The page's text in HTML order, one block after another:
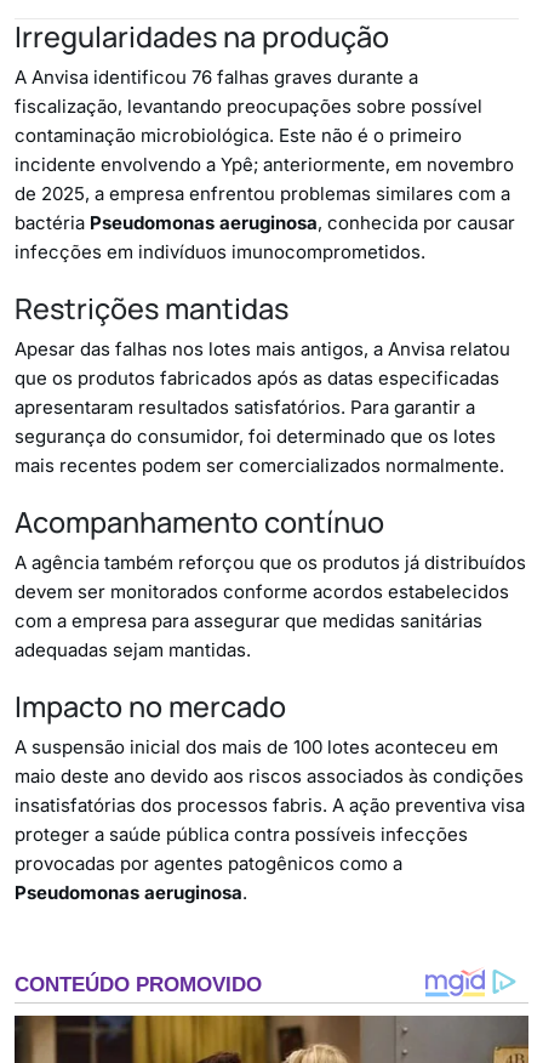
Irregularidades na produção
A Anvisa identificou 76 falhas graves durante a
fiscalização, levantando preocupações sobre possível
contaminação microbiológica. Este não é o primeiro
incidente envolvendo a Ypê; anteriormente, em novembro
de 2025, a empresa enfrentou problemas similares com a
bactéria Pseudomonas aeruginosa, conhecida por causar
infecções em indivíduos imunocomprometidos.
Restrições mantidas
Apesar das falhas nos lotes mais antigos, a Anvisa relatou
que os produtos fabricados após as datas especificadas
apresentaram resultados satisfatórios. Para garantir a
segurança do consumidor, foi determinado que os lotes
mais recentes podem ser comercializados normalmente.
Acompanhamento contínuo
A agência também reforçou que os produtos já distribuídos
devem ser monitorados conforme acordos estabelecidos
com a empresa para assegurar que medidas sanitárias
adequadas sejam mantidas.
Impacto no mercado
A suspensão inicial dos mais de 100 lotes aconteceu em
maio deste ano devido aos riscos associados às condições
insatisfatórias dos processos fabris. A ação preventiva visa
proteger a saúde pública contra possíveis infecções
provocadas por agentes patogênicos como a
Pseudomonas aeruginosa.